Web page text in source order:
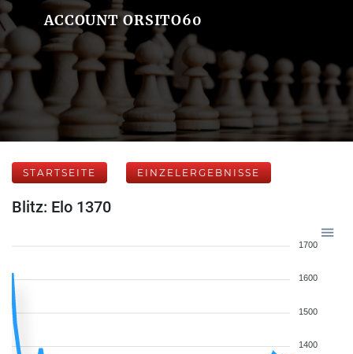
ACCOUNT ORSITO60
STARTSEITE EINZELERGEBNISSE
Blitz: Elo 1370
1700
1600
1500
1400